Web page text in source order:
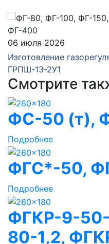
06 июля 2026
Изготовление
ГРПШ-13-2У1
Смотрите
ФС-50 (т),
Подробнее
ФГС*-50,
Подробнее
ФГКР-9-
80-1,2,